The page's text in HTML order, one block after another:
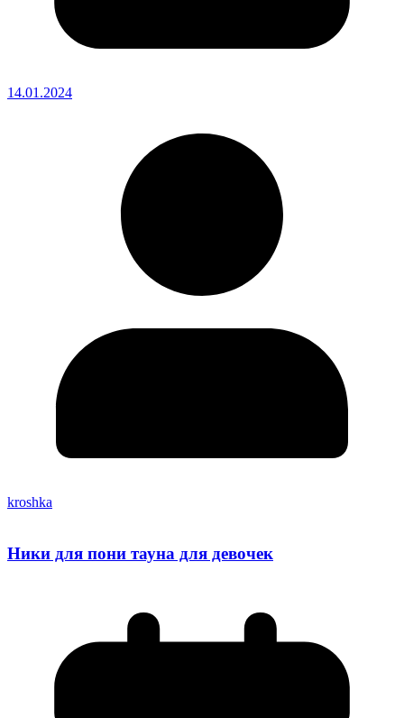
14.01.2024
kroshka
Ники для пони тауна для девочек